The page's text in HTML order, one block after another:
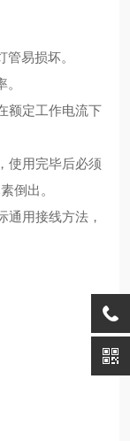
易损坏。
额定工作电流下
使用完毕后必须
倒出。
通用接线方法，